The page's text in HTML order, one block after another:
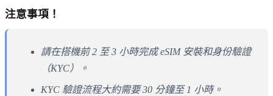
注意事項！
請在搭機前 2 至 3 小時完成 eSIM 安裝和身份驗證
（KYC）。
KYC 驗證流程大約需要 30 分鐘至 1 小時。